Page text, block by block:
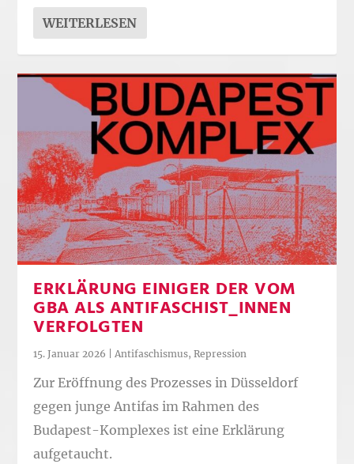
WEITERLESEN
ERKLÄRUNG EINIGER DER VOM
GBA ALS ANTIFASCHIST_INNEN
VERFOLGTEN
15. Januar 2026 Antifaschismus,Repression
Zur Eröffnung des Prozesses in Düsseldorf
gegen junge Antifas im Rahmen des
Budapest-Komplexes ist eine Erklärung
aufgetaucht.